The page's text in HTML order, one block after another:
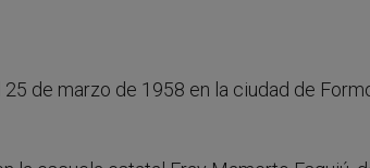
25 de marzo de 1958 en la ciudad de